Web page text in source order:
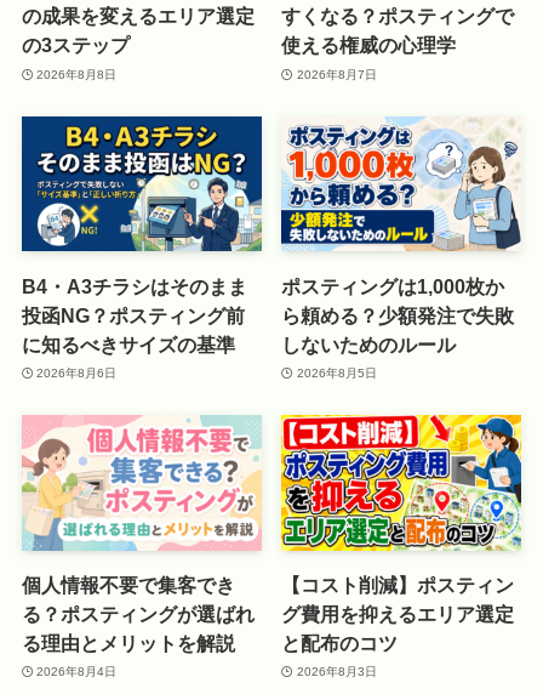
の成果を変えるエリア選定
の3ステップ
2026年8月8日
すくなる？ポスティングで
使える権威の心理学
2026年8月7日
B4・A3チラシはそのまま
投函NG？ポスティング前
に知るべきサイズの基準
2026年8月6日
ポスティングは1,000枚か
ら頼める？少額発注で失敗
しないためのルール
2026年8月5日
個人情報不要で集客でき
る？ポスティングが選ばれ
る理由とメリットを解説
2026年8月4日
【コスト削減】ポスティン
グ費用を抑えるエリア選定
と配布のコツ
2026年8月3日